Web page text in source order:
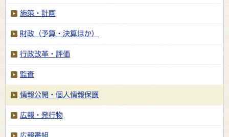
施策・計画
財政（予算・決算ほか）
行政改革・評価
監査
情報公開・個人情報保護
広報・発行物
広報番組